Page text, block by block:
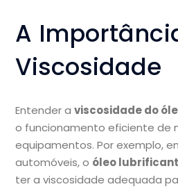
A
Viscosidade
Entender aviscosidade do
o funcionamento eficiente de
equipamentos. Por exemplo,
automóveis, o óleo
ter a viscosidade adequada